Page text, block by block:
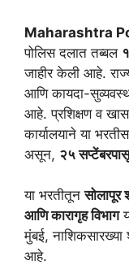
Maharashtra
पोलिस दलात तब्बल
जाहीर केली आहे.
आणि कायदा-
आहे. प्रशिक्षण व
कार्यालयाने या
असून, २५
या भरतीतूनसोलापूर
आणि कारागृह विभाग
मुंबई, नाशिकसारख्या
आहे.